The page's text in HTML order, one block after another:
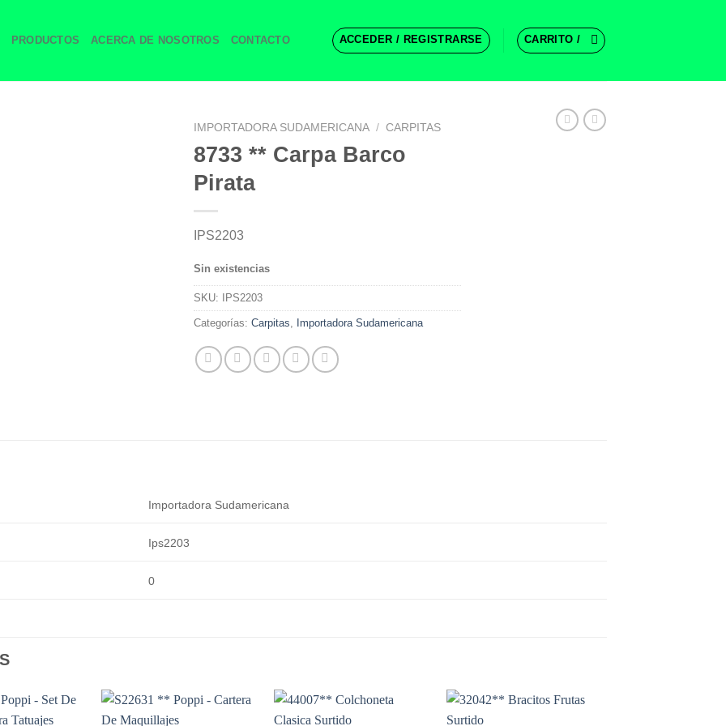
PRODUCTOS ACERCA DE NOSOTROS CONTACTO ACCEDER / REGISTRARSE CARRITO /
IMPORTADORA SUDAMERICANA / CARPITAS
8733 ** Carpa Barco
Pirata
IPS2203
Sin existencias
SKU: IPS2203
Categorías: Carpitas, Importadora Sudamericana
Importadora Sudamericana
Ips2203
0